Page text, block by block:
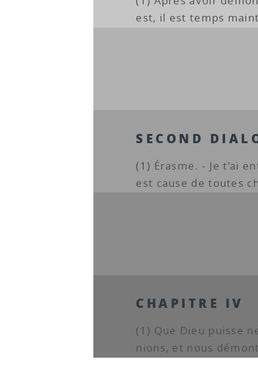
est, il est temps
SECOND
(1) Érasme. - Je t’ai
est cause de toutes
CHAPITRE IV
(1) Que Dieu puisse
nions, et nous